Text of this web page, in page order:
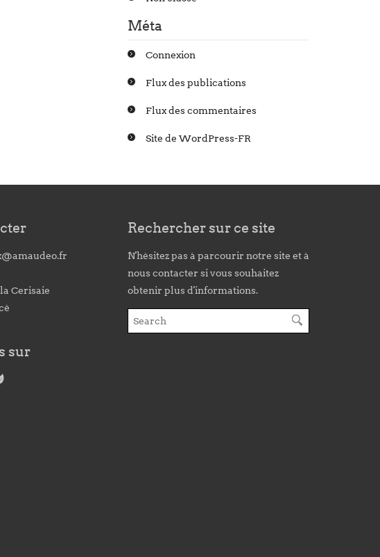
Méta
Connexion
Flux des publications
Flux des commentaires
Site de WordPress-FR
Cerisaie
sur
Rechercher sur ce site
N'hésitez pas à parcourir notre site et à
nous contacter si vous souhaitez
obtenir plus d'informations.